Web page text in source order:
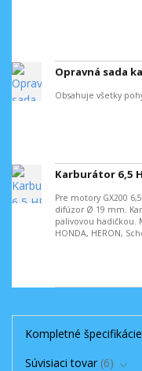
Opravná sada
Obsahuje všetky
Karburátor 6,5
Pre motory GX200
difúzor Ø 19 mm.
palivovou hadičkou.
HONDA, HERON,
Kompletné špecifikácie
Súvisiaci tovar 6